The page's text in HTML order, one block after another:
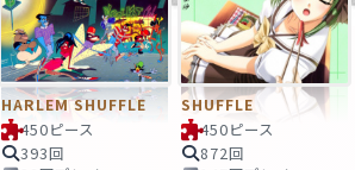
HARLEM SHUFFLE
450ピース
393回
SHUFFLE
450ピース
872回